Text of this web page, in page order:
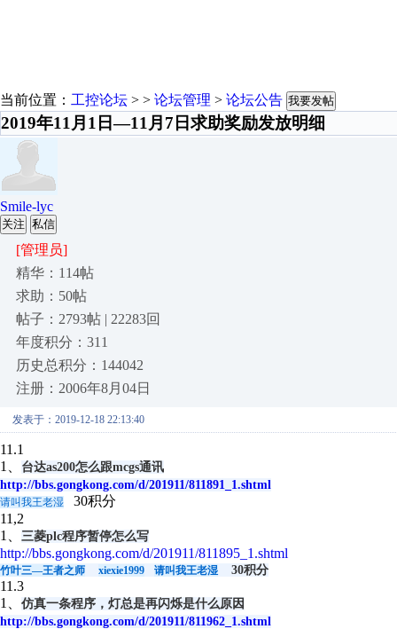
当前位置： 工控论坛 > > 论坛管理 > 论坛公告 我要发帖
2019年11月1日—11月7日求助奖励发放明细
Smile-lyc
关注 私信
[管理员]
精华：114帖
求助：50帖
帖子：2793帖 | 22283回
年度积分：311
历史总积分：144042
注册：2006年8月04日
发表于：2019-12-18 22:13:40
11.1
1、
台达as200怎么跟mcgs通讯
http://bbs.gongkong.com/d/201911/811891_1.shtml
请叫我王老湿
30积分
11,2
1、 三菱plc程序暂停怎么写
http://bbs.gongkong.com/d/201911/811895_1.shtml
竹叶三—王者之师 xiexie1999 请叫我王老湿 30积分
11.3
1、 仿真一条程序，灯总是再闪烁是什么原因
http://bbs.gongkong.com/d/201911/811962_1.shtml